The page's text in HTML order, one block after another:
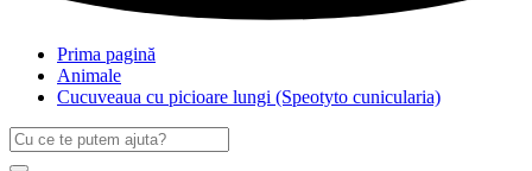
Prima pagină
Animale
Cucuveaua cu picioare lungi (Speotyto cunicularia)
Caută
după: